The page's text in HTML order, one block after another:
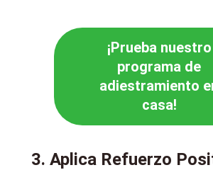
¡Prueba nuestro
programa de
adiestramiento
casa!
3. Aplica Refuerzo